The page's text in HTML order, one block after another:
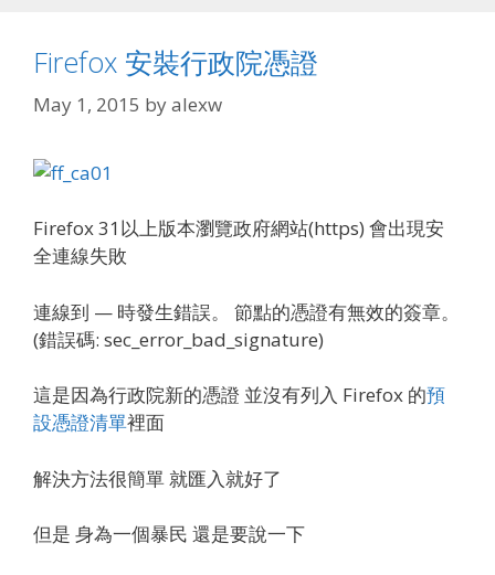
Firefox 安裝行政院憑證
May 1, 2015 byalexw
Firefox 31以上版本瀏覽政府網站(https) 會出現安
全連線失敗
連線到 — 時發生錯誤。 節點的憑證有無效的簽章。
(錯誤碼: sec_error_bad_signature)
這是因為行政院新的憑證 並沒有列入 Firefox 的預
設憑證清單裡面
解決方法很簡單 就匯入就好了
但是 身為一個暴民 還是要說一下